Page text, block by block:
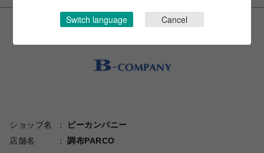
ショップ名
ビーカンパニー
店舗名
調布PARCO
Switch language Cancel